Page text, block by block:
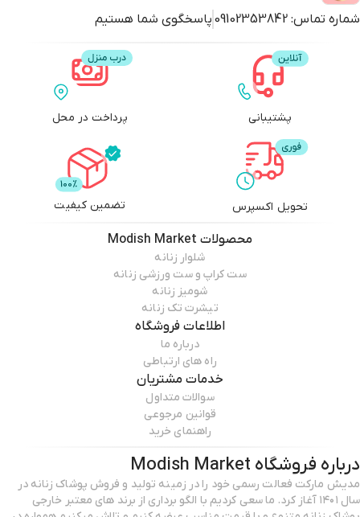
شماره تماس: 09102353842 پاسخگوی شما هستیم
پشتیبانی پرداخت در محل
تحویل اکسپرس تضمین کیفیت
محصولات Modish Market
شلوار زنانه
ست کراپ و ست ورزشی زنانه
شومیز زنانه
تیشرت تک زنانه
اطلاعات فروشگاه
درباره ما
راه های ارتباطی
خدمات مشتریان
سوالات متداول
قوانین مرجوعی
راهنمای خرید
درباره فروشگاه Modish Market
مدیش مارکت فعالت رسمی خود را در زمینه تولید و فروش پوشاک زنانه در
سال ۱۴۰۱ آغاز کرد. ما سعی کردیم با الگو برداری از برند های معتبر خارجی